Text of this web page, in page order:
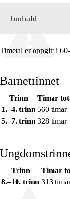
Innhald
Fagrelevans og
Kjerneelement
Grunnleggjande
Timetal er oppgitt i
Barnetrinnet
Trinn
Timar
1.–4. trinn 560 timar
5.–7. trinn 328 timar
Trinn
Timar
8.–10. trinn 313 timar